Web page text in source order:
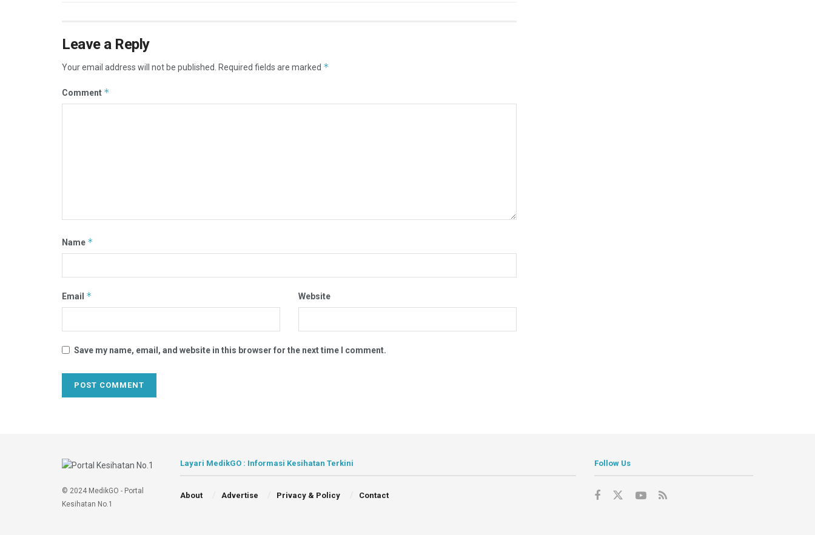
Leave a Reply
Your email address will not be published. Required fields are marked *
Comment *
Name *
Email * Website
Save my name, email, and website in this browser for the next time I comment.
© 2024 MedikGO - Portal
Kesihatan No.1
Layari MedikGO : Informasi Kesihatan Terkini
About Advertise Privacy & Policy Contact
Follow Us